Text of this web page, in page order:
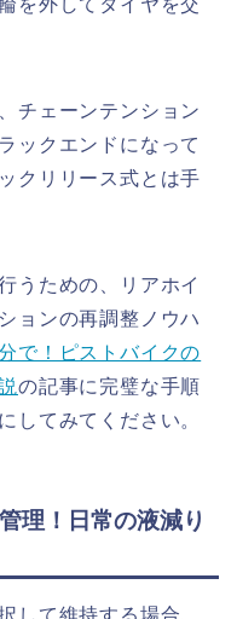
を外してタイヤを交
チェーンテンション
ックエンドになって
クリリース式とは手
うための、リアホイ
ョンの再調整ノウハ
で！ピストバイクの
の記事に完璧な手順
してみてください。
理！日常の液減り
して維持する場合、